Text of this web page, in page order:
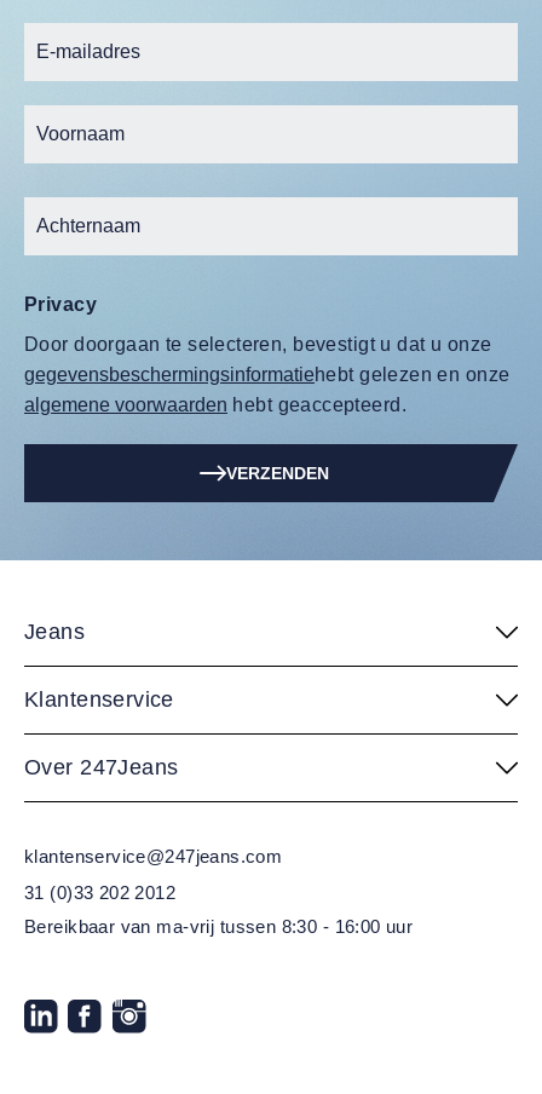
Privacy
Door doorgaan te selecteren, bevestigt u dat u onze
gegevensbeschermingsinformatiehebt gelezen en onze
algemene voorwaarden hebt geaccepteerd.
VERZENDEN
Jeans
Klantenservice
Over 247Jeans
klantenservice@247jeans.com
31 (0)33 202 2012
Bereikbaar van ma-vrij tussen 8:30 - 16:00 uur